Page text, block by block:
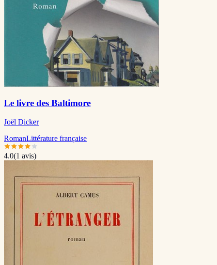
Le livre des Baltimore
Joël Dicker
RomanLittérature française
4.0(1 avis)